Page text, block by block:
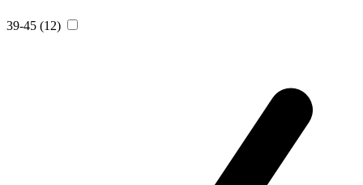
39-45 (12)